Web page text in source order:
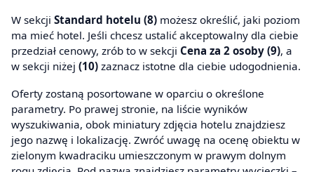
W sekcji Standard hotelu (8) możesz określić, jaki poziom
ma mieć hotel. Jeśli chcesz ustalić akceptowalny dla ciebie
przedział cenowy, zrób to w sekcji Cena za 2 osoby (9), a
w sekcji niżej (10) zaznacz istotne dla ciebie udogodnienia.
Oferty zostaną posortowane w oparciu o określone
parametry. Po prawej stronie, na liście wyników
wyszukiwania, obok miniatury zdjęcia hotelu znajdziesz
jego nazwę i lokalizację. Zwróć uwagę na ocenę obiektu w
zielonym kwadraciku umieszczonym w prawym dolnym